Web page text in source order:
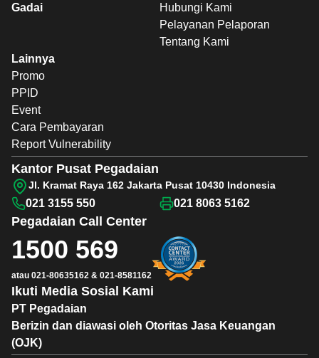
Gadai
Hubungi Kami
Pelayanan Pelaporan
Tentang Kami
Lainnya
Promo
PPID
Event
Cara Pembayaran
Report Vulnerability
PT Pegadaian
Berizin dan diawasi oleh Otoritas Jasa Keuangan
(OJK)
Ikuti Media Sosial Kami
Pegadaian Call Center
1500 569
atau 021-80635162 & 021-8581162
Kantor Pusat Pegadaian
Jl. Kramat Raya 162 Jakarta Pusat 10430 Indonesia
021 3155 550 021 8063 5162